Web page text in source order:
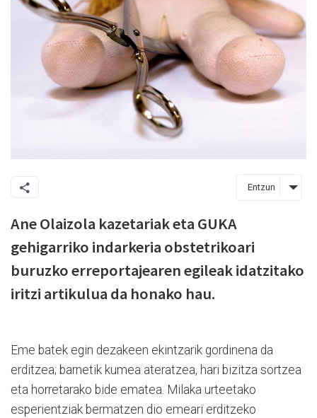
Entzun
Ane Olaizola kazetariak eta GUKA
gehigarriko indarkeria obstetrikoari
buruzko erreportajearen egileak idatzitako
iritzi artikulua da honako hau.
Eme batek egin dezakeen ekintzarik gordinena da
erditzea; barnetik kumea ateratzea, hari bizitza sortzea
eta horretarako bide ematea. Milaka urteetako
esperientziak bermatzen dio emeari erditzeko